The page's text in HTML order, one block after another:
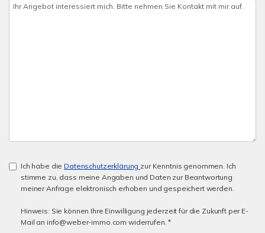
Ich habe die Datenschutzerklärung zur Kenntnis genommen. Ich
stimme zu, dass meine Angaben und Daten zur Beantwortung
meiner Anfrage elektronisch erhoben und gespeichert werden.
Hinweis: Sie können Ihre Einwilligung jederzeit für die Zukunft per E-
Mail an info@weber-immo.com widerrufen. *